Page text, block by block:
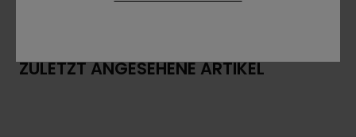
ZULETZT ANGESEHENE ARTIKEL